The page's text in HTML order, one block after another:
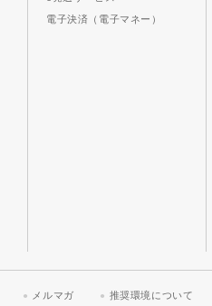
電子決済（電子マネー）
メルマガ 推奨環境について